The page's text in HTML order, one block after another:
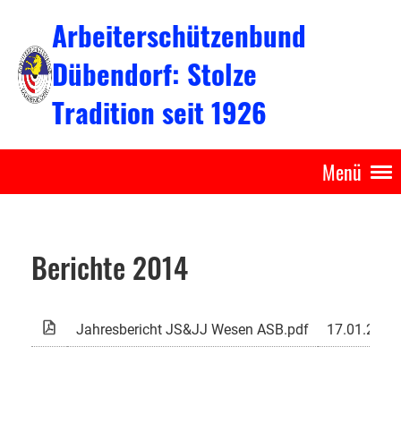
Arbeiterschützenbund
Dübendorf: Stolze
Tradition seit 1926
Menü
Berichte 2014
Jahresbericht JS&JJ Wesen ASB.pdf